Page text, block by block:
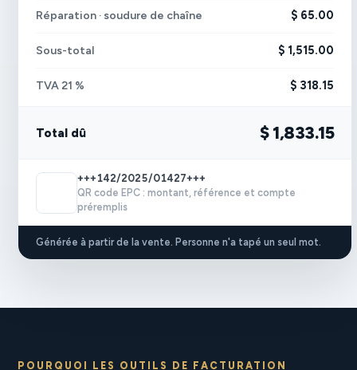
Réparation · soudure de chaîne $ 65.00
Sous-total $ 1,515.00
TVA 21 % $ 318.15
Total dû $ 1,833.15
+++142/2025/01427+++
QR code EPC : montant, référence et compte
préremplis
Générée à partir de la vente. Personne n'a tapé un seul mot.
POURQUOI LES OUTILS DE FACTURATION